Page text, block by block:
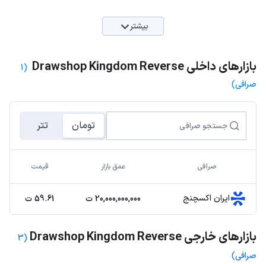
بیشتر
بازارهای داخلی Drawshop Kingdom Reverse
(1
صرافی)
تومان تتر
صرافی عمق بازار قیمت
ایران اکسچنج 20,000,000,000 ت 59.61 ت
بازارهای خارجی Drawshop Kingdom Reverse
(3
صرافی)